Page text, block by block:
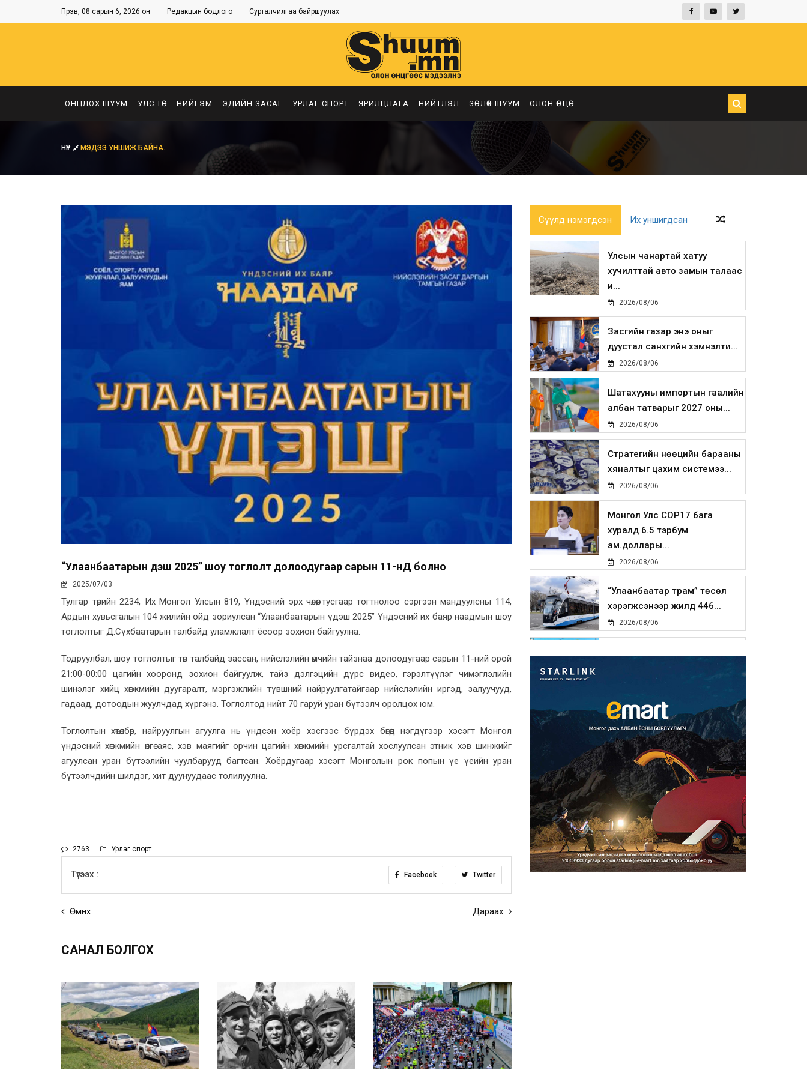
Пүрэв, 08 сарын 6, 2026 он Редакцын бодлого Сурталчилгаа байршуулах
ОНЦЛОХ ШУУМ УЛС ТӨР НИЙГЭМ ЭДИЙН ЗАСАГ УРЛАГ СПОРТ ЯРИЛЦЛАГА НИЙТЛЭЛ ЗӨВЛӨХ ШУУМ ОЛОН ӨНЦӨГ
НҮҮР МЭДЭЭ УНШИЖ БАЙНА...
“Улаанбаатарын үдэш 2025” шоу тоглолт долоодугаар сарын 11-нД болно
2025/07/03
Тулгар төрийн 2234, Их Монгол Улсын 819, Үндэсний эрх чөлөө, тусгаар тогтнолоо сэргээн мандуулсны 114,
Ардын хувьсгалын 104 жилийн ойд зориулсан “Улаанбаатарын үдэш 2025” Үндэсний их баяр наадмын шоу
тоглолтыг Д.Сүхбаатарын талбайд уламжлалт ёсоор зохион байгуулна.
Тодруулбал, шоу тоглолтыг төв талбайд зассан, нийслэлийн өмчийн тайзнаа долоодугаар сарын 11-ний орой
21:00-00:00 цагийн хооронд зохион байгуулж, тайз дэлгэцийн дүрс видео, гэрэлтүүлэг чимэглэлийн
шинэлэг хийц хөгжмийн дуугаралт, мэргэжлийн түвшний найруулгатайгаар нийслэлийн иргэд, залуучууд,
гадаад, дотоодын жуулчдад хүргэнэ. Тоглолтод нийт 70 гаруй уран бүтээлч оролцох юм.
Тоглолтын хөтөлбөр, найруулгын агуулга нь үндсэн хоёр хэсгээс бүрдэх бөгөөд нэгдүгээр хэсэгт Монгол
үндэсний хөгжмийн өнгө аяс, хэв маягийг орчин цагийн хөгжмийн урсгалтай хослуулсан этник хэв шинжийг
агуулсан уран бүтээлийн чуулбарууд багтсан. Хоёрдугаар хэсэгт Монголын рок попын үе үеийн уран
бүтээлчдийн шилдэг, хит дуунуудаас толилуулна.
2763 Урлаг спорт
Түгээх : Facebook Twitter
Өмнөх Дараах
САНАЛ БОЛГОХ
Сүүлд нэмэгдсэн Их уншигдсан
Улсын чанартай хатуу
хучилттай авто замын талаас
и...
2026/08/06
Засгийн газар энэ оныг
дуустал санхүүгийн хэмнэлти...
2026/08/06
Шатахууны импортын гаалийн
албан татварыг 2027 оны...
2026/08/06
Стратегийн нөөцийн барааны
хяналтыг цахим системээ...
2026/08/06
Монгол Улс COP17 бага
хуралд 6.5 тэрбум
ам.доллары...
2026/08/06
“Улаанбаатар трам” төсөл
хэрэгжсэнээр жилд 446...
2026/08/06
2026/08/06
Улаанбаатарт өдөртөө 29 хэм
дулаан
2026/08/06
Прокурорын байгууллага
өнгөрсөн долоо хоногт 29,44...
2026/08/05
Тэгш, сондгойгоор замын
хөдөлгөөнд оролцох зохицуу...
2026/08/05